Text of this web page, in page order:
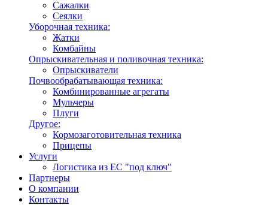
Сажалки
Сеялки
Уборочная техника:
Жатки
Комбайны
Опрыскивательная и поливочная техника:
Опрыскиватели
Почвообрабатывающая техника:
Комбинированные агрегаты
Мульчеры
Плуги
Другое:
Кормозаготовительная техника
Прицепы
Услуги
Логистика из ЕС "под ключ"
Партнеры
О компании
Контакты